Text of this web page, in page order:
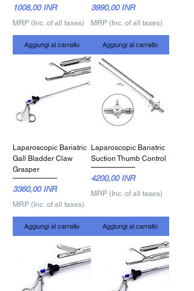
Prezzo
1008,00 INR
MRP (Inc. of all taxes)
Aggiungi al carrello
Prezzo
3990,00 INR
MRP (Inc. of all taxes)
Aggiungi al carrello
Laparoscopic Bariatric
Gall Bladder Claw
Grasper
Prezzo
3360,00 INR
MRP (Inc. of all taxes)
Aggiungi al carrello
Laparoscopic Bariatric
Suction Thumb Control
Prezzo
4200,00 INR
MRP (Inc. of all taxes)
Aggiungi al carrello